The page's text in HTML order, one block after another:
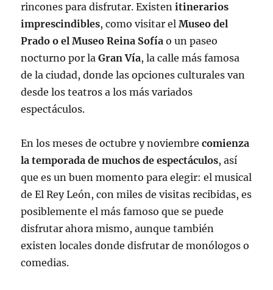
rincones para disfrutar. Existenitinerarios
imprescindibles, como visitar elMuseo del
Prado o el Museo Reina Sofía o un paseo
nocturno por laGran Vía, la calle más famosa
de la ciudad, donde las opciones culturales van
desde los teatros a los más variados
espectáculos.
En los meses de octubre y noviembrecomienza
la temporada de muchos de espectáculos, así
que es un buen momento para elegir: el musical
de El Rey León, con miles de visitas recibidas, es
posiblemente el más famoso que se puede
disfrutar ahora mismo, aunque también
existen locales donde disfrutar de monólogos o
comedias.